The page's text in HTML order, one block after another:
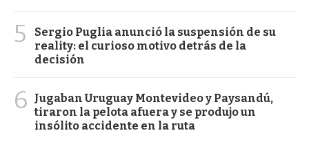
5
Sergio Puglia anunció la suspensión de su
reality: el curioso motivo detrás de la
decisión
6
Jugaban Uruguay Montevideo y Paysandú,
tiraron la pelota afuera y se produjo un
insólito accidente en la ruta